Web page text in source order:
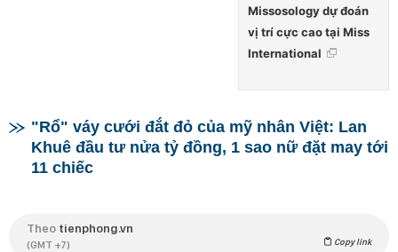
Missosology dự đoán
vị trí cực cao tại Miss
International
"Rổ" váy cưới đắt đỏ của mỹ nhân Việt: Lan
Khuê đầu tư nửa tỷ đồng, 1 sao nữ đặt may tới
11 chiếc
Theo tienphong.vn
(GMT +7) Copy link